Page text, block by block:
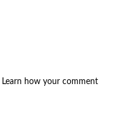
Learn how your comment